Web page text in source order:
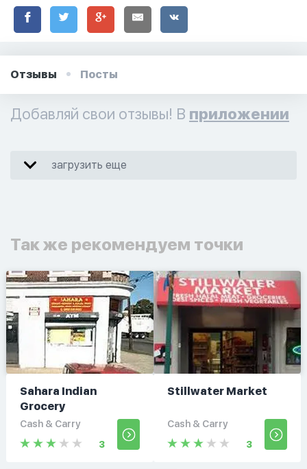
Отзывы Посты
Добавляй свои отзывы! В приложении
загрузить еще
Так же рекомендуем точки
Sahara Indian
Grocery
Cash & Carry
3
Stillwater Market
Cash & Carry
3